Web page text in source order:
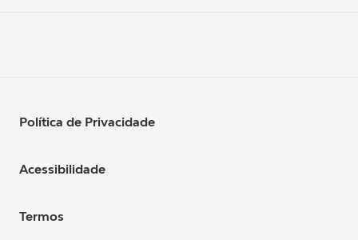
Política de Privacidade
Acessibilidade
Termos